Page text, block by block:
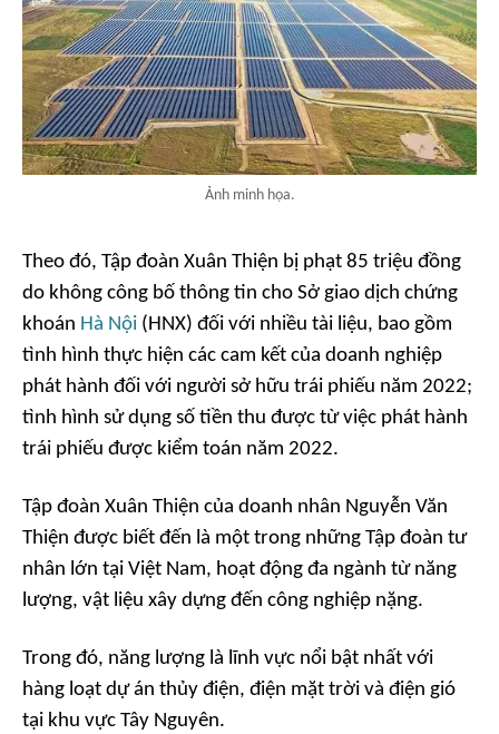
Ảnh minh họa.
Theo đó, Tập đoàn Xuân Thiện bị phạt 85 triệu đồng
do không công bố thông tin cho Sở giao dịch chứng
khoán Hà Nội (HNX) đối với nhiều tài liệu, bao gồm
tình hình thực hiện các cam kết của doanh nghiệp
phát hành đối với người sở hữu trái phiếu năm 2022;
tình hình sử dụng số tiền thu được từ việc phát hành
trái phiếu được kiểm toán năm 2022.
Tập đoàn Xuân Thiện của doanh nhân Nguyễn Văn
Thiện được biết đến là một trong những Tập đoàn tư
nhân lớn tại Việt Nam, hoạt động đa ngành từ năng
lượng, vật liệu xây dựng đến công nghiệp nặng.
Trong đó, năng lượng là lĩnh vực nổi bật nhất với
hàng loạt dự án thủy điện, điện mặt trời và điện gió
tại khu vực Tây Nguyên.